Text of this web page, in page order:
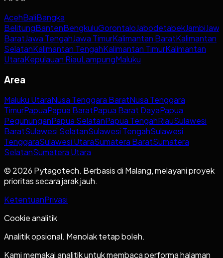
AcehBaliBangka
BelitungBantenBengkuluGorontaloJabodetabekJambi
BaratJawa TengahJawa TimurKalimantan BaratKalimantan
SelatanKalimantan TengahKalimantan TimurKalimantan
UtaraKepulauan RiauLampungMaluku
Area
Maluku UtaraNusa Tenggara BaratNusa Tenggara
TimurPapuaPapua BaratPapua Barat DayaPapua
PegununganPapua SelatanPapua TengahRiauSulawesi
BaratSulawesi SelatanSulawesi TengahSulawesi
TenggaraSulawesi UtaraSumatera BaratSumatera
SelatanSumatera Utara
© 2026 Pytagotech. Berbasis di Malang, melayani proyek
prioritas secara jarak jauh.
KetentuanPrivasi
Cookie analitik
Analitik opsional. Menolak tetap boleh.
Kami memakai analitik untuk membaca performa halaman